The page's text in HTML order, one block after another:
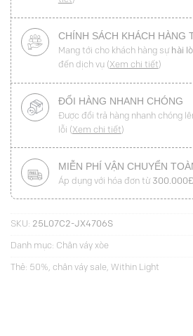
CHÍNH SÁCH KHÁCH HÀNG
Mang tới cho khách hàng sự hài
đến dịch vụ (Xem chi tiết)
ĐỔI HÀNG NHANH CHÓNG
Được đổi trả hàng nhanh chóng
lỗi (Xem chi tiết)
MIỄN PHÍ VẬN CHUYỂN
Áp dụng với hóa đơn từ
SKU: 25L07C2-JX4706S
Danh mục: Chân váy xòe
Thẻ: 50%, chân váy sale, Within Light